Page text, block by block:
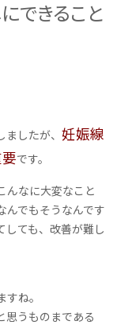
できること
したが、 妊娠線
です。
んなに大変なこと
んでもそうなんです
しても、改善が難し
ね。
思うものまである